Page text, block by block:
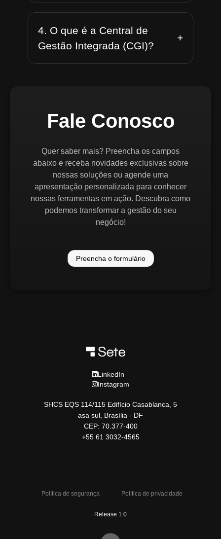
4. O que é a Central de
Gestão Integrada (CGI)?
+
Fale Conosco
Quer saber mais? Preencha os campos
abaixo e receba novidades exclusivas sobre
nossas soluções ou agende uma
apresentação personalizada para conhecer
nossas ferramentas em ação. Descubra como
podemos transformar a gestão do seu
negócio!
Preencha o formulário
LinkedIn
Instagram
SHCS EQS 114/115 Edifício Casablanca, 5
asa sul, Brasília - DF
CEP: 70.377-400
+55 61 3032-4565
Política de segurança Política de privacidade
Release 1.0